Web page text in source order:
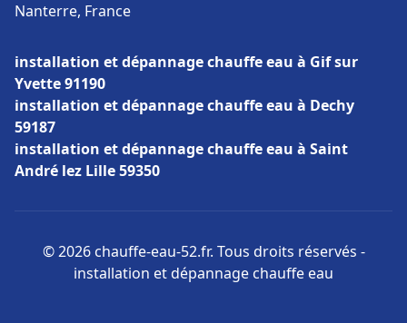
Nanterre, France
installation et dépannage chauffe eau à Gif sur
Yvette 91190
installation et dépannage chauffe eau à Dechy
59187
installation et dépannage chauffe eau à Saint
André lez Lille 59350
© 2026 chauffe-eau-52.fr. Tous droits réservés -
installation et dépannage chauffe eau